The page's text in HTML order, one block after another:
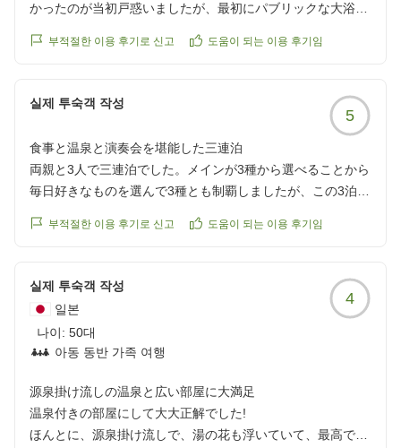
かったのが当初戸惑いましたが、最初にパブリックな大浴場
のでまったく問題ありませんでした。
シアのクラフトビールをいただき、ずいぶん長い時間、楽し
ロビーにはフリーのドリンクとアイスのサービスがあり、嬉
しかったです。
乳児と幼児連れでしたが、随所でご配慮いただき、安心して
過ごすことができました。
reviewId=33123478309884
부적절한 이용 후기로 신고 도움이 되는 이용 후기임
실제 투숙객 작성
5
食事と温泉と演奏会を堪能した三連泊
両親と3人で三連泊でした。メインが3種から選べることから
毎日好きなものを選んで3種とも制覇しましたが、この3泊で
が恐怖です。
けのトッピングのようなものがあるとお粥が充実してよさそ
温泉も男女日替わりで両方の湯船を楽しみましたが、3泊目
最後の露天でクワガタさんが登場していましたが、これは子
供が喜んで持ち帰りそうですね(笑)
演奏会は毎日演目や楽器も違い、3日目の晩のバイオリンと
ピアノのご夫婦の演奏を間近で楽しみました。音楽はもっと
自由に肩ひじはらずに聴けるといいと思っているので、こう
부적절한 이용 후기로 신고 도움이 되는 이용 후기임
실제 투숙객 작성
일본
나이: 50대
아동 동반 가족 여행
4
源泉掛け流しの温泉と広い部屋に大満足
温泉付きの部屋にして大大正解でした!
ほんとに、源泉掛け流しで、湯の花も浮いていて、最高でし